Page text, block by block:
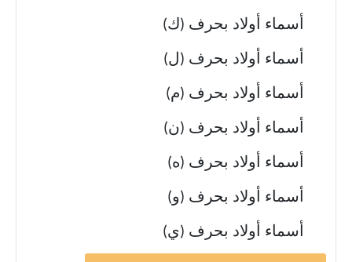
أسماء أولاد بحرف (ك)
أسماء أولاد بحرف (ل)
أسماء أولاد بحرف (م)
أسماء أولاد بحرف (ن)
أسماء أولاد بحرف (ه)
أسماء أولاد بحرف (و)
أسماء أولاد بحرف (ي)